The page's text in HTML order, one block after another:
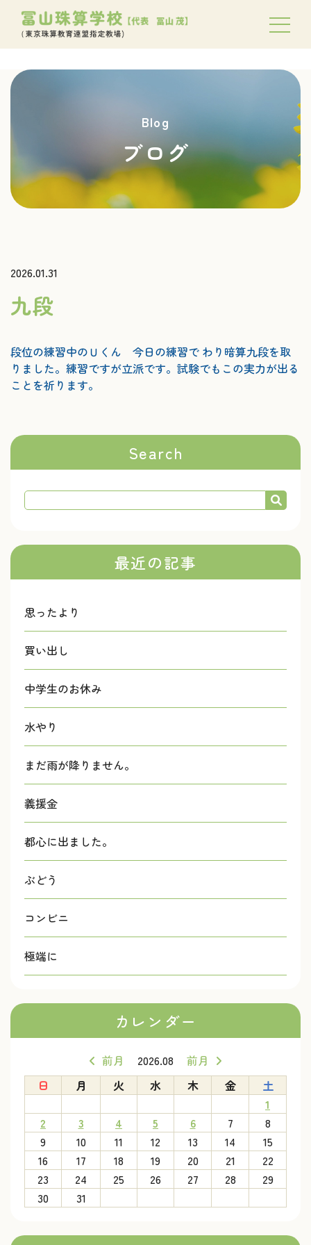
Blog
ブログ
2026.01.31
九段
段位の練習中のＵくん 今日の練習で わり暗算九段を取
りました。練習ですが立派です。試験でもこの実力が出る
ことを祈ります。
Search
最近の記事
思ったより
買い出し
中学生のお休み
水やり
まだ雨が降りません。
義援金
都心に出ました。
ぶどう
コンビニ
極端に
カレンダー
前月 2026.08
前月
日
月 火 水 木 金
土
1
2
3 4 5 6 7
8
9
10 11 12 13 14
15
16
17 18 19 20 21
22
23
24 25 26 27 28
29
30
31